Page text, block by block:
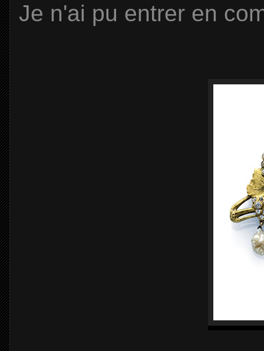
Je n'ai pu entrer en